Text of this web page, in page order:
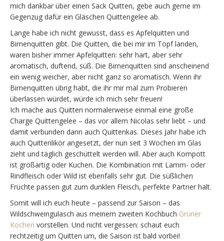
mich dankbar über einen Sack Quitten, gebe auch gerne im
Gegenzug dafür ein Gläschen Quittengelee ab.
Lange habe ich nicht gewusst, dass es Apfelquitten und
Birnenquitten gibt. Die Quitten, die bei mir im Topf landen,
waren bisher immer Apfelquitten: sehr hart, aber sehr
aromatisch, duftend, süß. Die Birnenquitten sind anscheinend
ein wenig weicher, aber nicht ganz so aromatisch. Wenn ihr
Birnenquitten übrig habt, die ihr mir mal zum Probieren
überlassen würdet, würde ich mich sehr freuen!
Ich mache aus Quitten normalerweise einmal eine große
Charge Quittengelee – das vor allem Nicolas sehr liebt – und
damit verbunden dann auch Quittenkas. Dieses Jahr habe ich
auch Quittenlikör angesetzt, der nun seit 3 Wochen im Glas
zieht und täglich geschüttelt werden will. Aber auch Kompott
ist großartig oder Kuchen. Die Kombination mit Lamm- oder
Rindfleisch oder Wild ist ebenfalls sehr gut. Die süßlichen
Früchte passen gut zum dunklen Fleisch, perfekte Partner halt.
Somit will ich euch heute – passend zur Saison – das
Wildschweingulasch aus meinem zweiten Kochbuch Grüner
Kochen vorstellen. Und nicht vergessen: schaut euch
rechtzeitig um Quitten um, die Saison ist bald vorbei!